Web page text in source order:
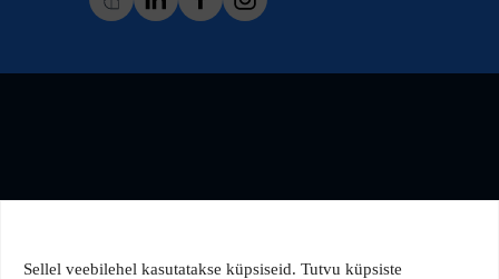
Sellel veebilehel kasutatakse küpsiseid. Tutvu küpsiste